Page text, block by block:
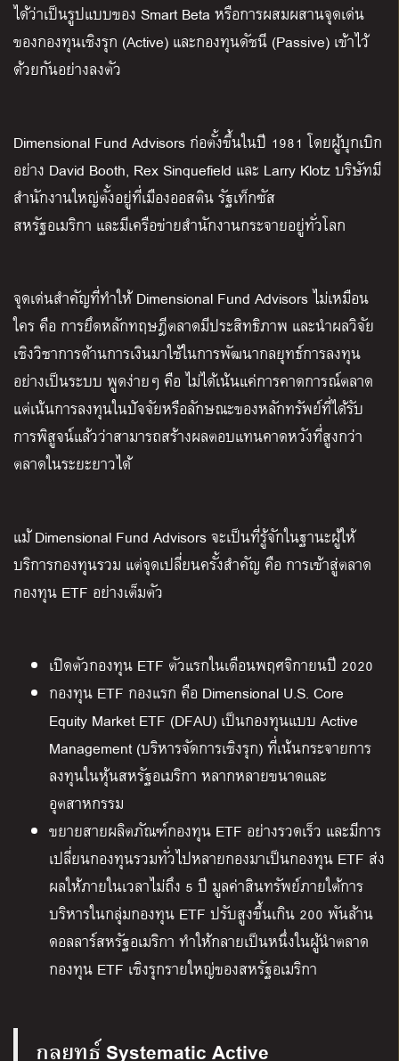
ได้ว่าเป็นรูปแบบของ Smart Beta หรือการผสมผสานจุดเด่น
ของกองทุนเชิงรุก (Active) และกองทุนดัชนี (Passive) เข้าไว้
ด้วยกันอย่างลงตัว
Dimensional Fund Advisors ก่อตั้งขึ้นในปี 1981 โดยผู้บุกเบิก
อย่าง David Booth, Rex Sinquefield และ Larry Klotz บริษัทมี
สำนักงานใหญ่ตั้งอยู่ที่เมืองออสติน รัฐเท็กซัส
สหรัฐอเมริกา และมีเครือข่ายสำนักงานกระจายอยู่ทั่วโลก
จุดเด่นสำคัญที่ทำให้ Dimensional Fund Advisors ไม่เหมือน
ใคร คือ การยึดหลักทฤษฎีตลาดมีประสิทธิภาพ และนำผลวิจัย
เชิงวิชาการด้านการเงินมาใช้ในการพัฒนากลยุทธ์การลงทุน
อย่างเป็นระบบ พูดง่ายๆ คือ ไม่ได้เน้นแค่การคาดการณ์ตลาด
แต่เน้นการลงทุนในปัจจัยหรือลักษณะของหลักทรัพย์ที่ได้รับ
การพิสูจน์แล้วว่าสามารถสร้างผลตอบแทนคาดหวังที่สูงกว่า
ตลาดในระยะยาวได้
แม้ Dimensional Fund Advisors จะเป็นที่รู้จักในฐานะผู้ให้
บริการกองทุนรวม แต่จุดเปลี่ยนครั้งสำคัญ คือ การเข้าสู่ตลาด
กองทุน ETF อย่างเต็มตัว
เปิดตัวกองทุน ETF ตัวแรกในเดือนพฤศจิกายนปี 2020
กองทุน ETF กองแรก คือ Dimensional U.S. Core
Equity Market ETF (DFAU) เป็นกองทุนแบบ Active
Management (บริหารจัดการเชิงรุก) ที่เน้นกระจายการ
ลงทุนในหุ้นสหรัฐอเมริกา หลากหลายขนาดและ
อุตสาหกรรม
ขยายสายผลิตภัณฑ์กองทุน ETF อย่างรวดเร็ว และมีการ
เปลี่ยนกองทุนรวมทั่วไปหลายกองมาเป็นกองทุน ETF ส่ง
ผลให้ภายในเวลาไม่ถึง 5 ปี มูลค่าสินทรัพย์ภายใต้การ
บริหารในกลุ่มกองทุน ETF ปรับสูงขึ้นเกิน 200 พันล้าน
ดอลลาร์สหรัฐอเมริกา ทำให้กลายเป็นหนึ่งในผู้นำตลาด
กองทุน ETF เชิงรุกรายใหญ่ของสหรัฐอเมริกา
กลยุทธ์ Systematic Active